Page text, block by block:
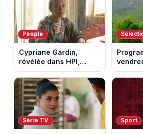
People
Cypriane Gardin,
révélée dans HPI,
lance une cagnotte
après des difficultés
financières
notre
votre
Série TV Sport